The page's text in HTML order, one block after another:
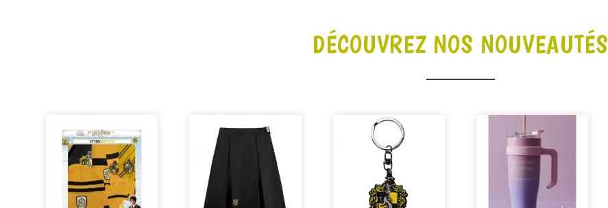
DÉCOUVREZ NOS NOUVEAUTÉS